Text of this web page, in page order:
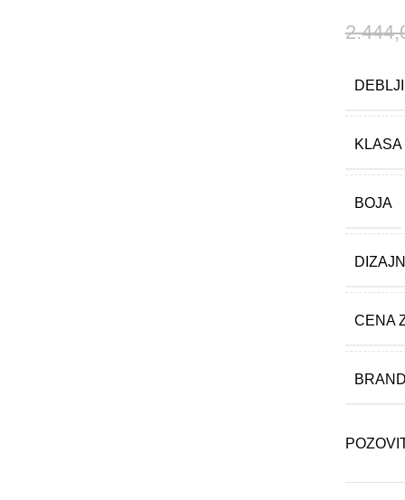
KLASA
BOJA
DIZAJN
CENA
BRAND